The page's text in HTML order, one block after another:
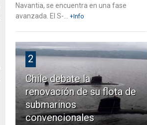
Navantia, se encuentra en una fase
avanzada. El S-...
+Info
2
Chile debate la
renovación de su flota de
submarinos
convencionales